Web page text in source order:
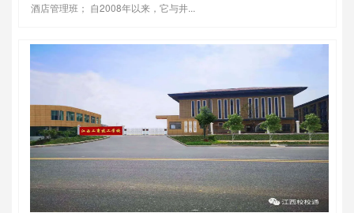
酒店管理班； 自2008年以来，它与井...